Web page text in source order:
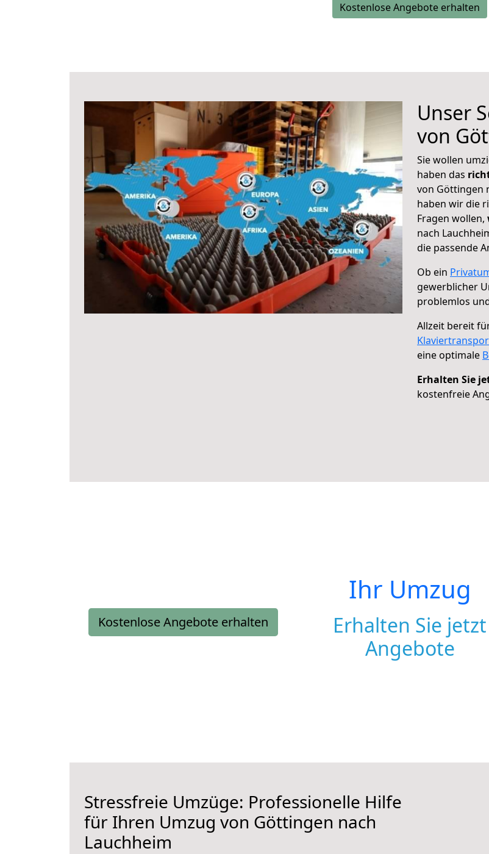
Kostenlose Angebote erhalten
Unser
von
Sie wollen
haben das
von Göttingen
haben wir die
Fragen wollen,
nach
die passende
Ob ein
gewerblicher
problemlos
Allzeit bereit
eine optimale
Erhalten Sie
kostenfreie
Kostenlose Angebote erhalten
Ihr Umzug
Erhalten Sie jetzt
Angebote
Stressfreie Umzüge: Professionelle Hilfe
für Ihren Umzug von Göttingen nach
Lauchheim